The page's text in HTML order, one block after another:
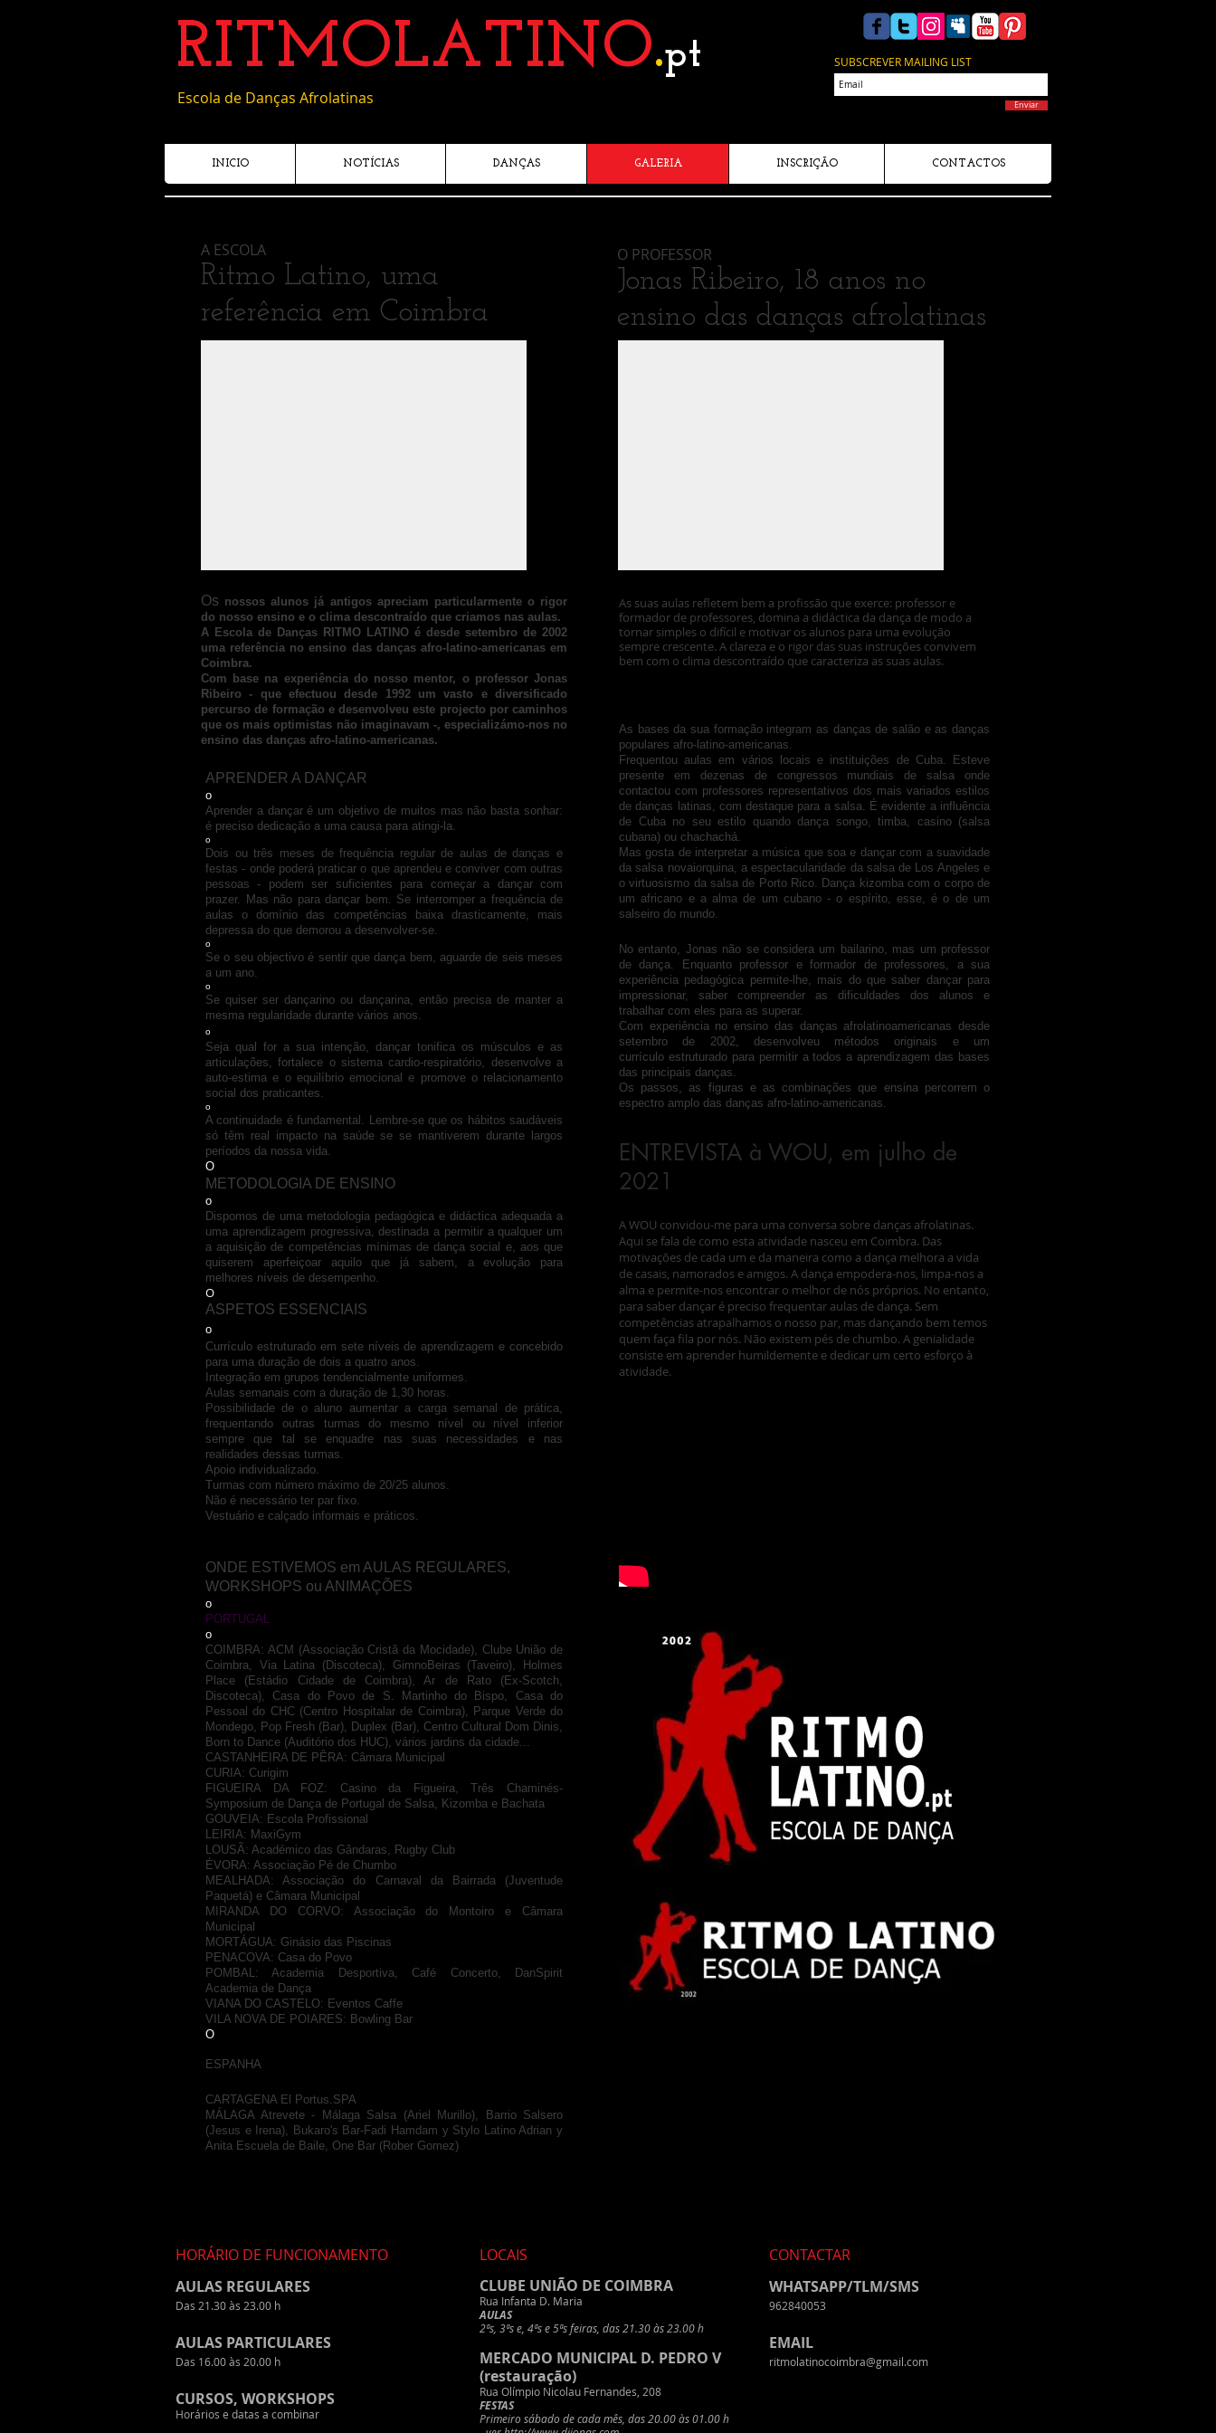
RITMOLATINO.pt
Escola de Danças Afrolatinas
SUBSCREVER MAILING LIST
Enviar
INICIO NOTÍCIAS DANÇAS GALERIA INSCRIÇÃO CONTACTOS
A ESCOLA
Ritmo Latino, uma
referência em Coimbra
Os nossos alunos já antigos apreciam particularmente o rigor
do nosso ensino e o clima descontraído que criamos nas aulas.
A Escola de Danças RITMO LATINO é desde setembro de 2002
uma referência no ensino das danças afro-latino-americanas em
Coimbra.
Com base na experiência do nosso mentor, o professor Jonas
Ribeiro - que efectuou desde 1992 um vasto e diversificado
percurso de formação e desenvolveu este projecto por caminhos
que os mais optimistas não imaginavam -, especializámo-nos no
ensino das danças afro-latino-americanas.
APRENDER A DANÇAR
o
Aprender a dançar é um objetivo de muitos mas não basta sonhar:
é preciso dedicação a uma causa para atingi-la.
o
Dois ou três meses de frequência regular de aulas de danças e
festas - onde poderá praticar o que aprendeu e conviver com outras
pessoas - podem ser suficientes para começar a dançar com
prazer. Mas não para dançar bem. Se interromper a frequência de
aulas o domínio das competências baixa drasticamente, mais
depressa do que demorou a desenvolver-se.
o
Se o seu objectivo é sentir que dança bem, aguarde de seis meses
a um ano.
o
Se quiser ser dançarino ou dançarina, então precisa de manter a
mesma regularidade durante vários anos.
o
Seja qual for a sua intenção, dançar tonifica os músculos e as
articulações, fortalece o sistema cardio-respiratório, desenvolve a
auto-estima e o equilíbrio emocional e promove o relacionamento
social dos praticantes.
o
A continuidade é fundamental. Lembre-se que os hábitos saudáveis
só têm real impacto na saúde se se mantiverem durante largos
períodos da nossa vida.
O
METODOLOGIA DE ENSINO
o
Dispomos de uma metodologia pedagógica e didáctica adequada a
uma aprendizagem progressiva, destinada a permitir a qualquer um
a aquisição de competências mínimas de dança social e, aos que
quiserem aperfeiçoar aquilo que já sabem, a evolução para
melhores níveis de desempenho.
O
ASPETOS ESSENCIAIS
o
Currículo estruturado em sete níveis de aprendizagem e concebido
para uma duração de dois a quatro anos.
Integração em grupos tendencialmente uniformes.
Aulas semanais com a duração de 1,30 horas.
Possibilidade de o aluno aumentar a carga semanal de prática,
frequentando outras turmas do mesmo nível ou nível inferior
sempre que tal se enquadre nas suas necessidades e nas
realidades dessas turmas.
Apoio individualizado.
Turmas com número máximo de 20/25 alunos.
Não é necessário ter par fixo.
Vestuário e calçado informais e práticos.
ONDE ESTIVEMOS em AULAS REGULARES,
WORKSHOPS ou ANIMAÇÕES
o
PORTUGAL
o
COIMBRA: ACM (Associação Cristã da Mocidade), Clube União de
Coimbra, Via Latina (Discoteca), GimnoBeiras (Taveiro), Holmes
Place (Estádio Cidade de Coimbra), Ar de Rato (Ex-Scotch,
Discoteca), Casa do Povo de S. Martinho do Bispo, Casa do
Pessoal do CHC (Centro Hospitalar de Coimbra), Parque Verde do
Mondego, Pop Fresh (Bar), Duplex (Bar), Centro Cultural Dom Dinis,
Born to Dance (Auditório dos HUC), vários jardins da cidade...
CASTANHEIRA DE PÊRA: Câmara Municipal​
CURIA: Curigim
FIGUEIRA DA FOZ: Casino da Figueira, Três Chaminés-
Symposium de Dança de Portugal de Salsa, Kizomba e Bachata
GOUVEIA: Escola Profissional​
LEIRIA: MaxiGym
LOUSÃ: Académico das Gândaras, Rugby Club
ÉVORA: Associação Pé de Chumbo
MEALHADA: Associação do Carnaval da Bairrada (Juventude
Paquetá) e Câmara Municipal
MIRANDA DO CORVO: Associação do Montoiro e Câmara
Municipal
MORTÁGUA: Ginásio das Piscinas
PENACOVA: Casa do Povo
POMBAL: Academia Desportiva, Café Concerto, DanSpirit
Academia de Dança
VIANA DO CASTELO: Eventos Caffe
VILA NOVA DE POIARES: Bowling Bar
O
ESPANHA
CARTAGENA El Portus.SPA
MÁLAGA Atrevete - Málaga Salsa (Ariel Murillo), Barrio Salsero
(Jesus e Irena), Bukaro's Bar-Fadi Hamdam y Stylo Latino Adrian y
Anita Escuela de Baile, One Bar (Rober Gomez)
O PROFESSOR
Jonas Ribeiro, 18 anos no
ensino das danças afrolatinas
​As suas aulas refletem bem a profissão que exerce: professor e
formador de professores, domina a didáctica da dança de modo a
tornar simples o difícil e motivar os alunos para uma evolução
sempre crescente. A clareza e o rigor das suas instruções convivem
bem com o clima descontraído que caracteriza as suas aulas.
​As bases da sua formação integram as danças de salão e as danças
populares afro-latino-americanas.
Frequentou aulas em vários locais e instituições de Cuba. Esteve
presente em dezenas de congressos mundiais de salsa onde
contactou com professores representativos dos mais variados estilos
de danças latinas, com destaque para a salsa. É evidente a influência
de Cuba no seu estilo quando dança songo, timba, casino (salsa
cubana) ou chachachá.
Mas gosta de interpretar a música que soa e dançar com a suavidade
da salsa novaiorquina, a espectacularidade da salsa de Los Angeles e
o virtuosismo da salsa de Porto Rico. Dança kizomba com o corpo de
um africano e a alma de um cubano - o espírito, esse, é o de um
salseiro do mundo.
No entanto, Jonas não se considera um bailarino, mas um professor
de dança. Enquanto professor e formador de professores, a sua
experiência pedagógica permite-lhe, mais do que saber dançar para
impressionar, saber compreender as dificuldades dos alunos e
trabalhar com eles para as superar.
Com experiência no ensino das danças afrolatinoamericanas desde
setembro de 2002, desenvolveu métodos originais e um
currículo estruturado para permitir a todos a aprendizagem das bases
das principais danças.
Os passos, as figuras e as combinações que ensina percorrem o
espectro amplo das danças afro-latino-americanas.
ENTREVISTA à WOU, em julho de
2021
A WOU convidou-me para uma conversa sobre danças afrolatinas.
Aqui se fala de como esta atividade nasceu em Coimbra. Das
motivações de cada um e da maneira como a dança melhora a vida
de casais, namorados e amigos. A dança empodera-nos, limpa-nos a
alma e permite-nos encontrar o melhor de nós próprios. No entanto,
para saber dançar é preciso frequentar aulas de dança. Sem
competências atrapalhamos o nosso par, mas dançando bem temos
quem faça fila por nós. Não existem pés de chumbo. A genialidade
consiste em aprender humildemente e dedicar um certo esforço à
atividade.
HORÁRIO DE FUNCIONAMENTO
AULAS REGULARES
Das 21.30 às 23.00 h
AULAS PARTICULARES
Das 16.00 às 20.00 h
CURSOS, WORKSHOPS
Horários e datas a combinar
LOCAIS
CLUBE UNIÃO DE COIMBRA
Rua Infanta D. Maria
AULAS
2ªs, 3ªs e, 4ªs e 5ªs feiras, das 21.30 às 23.00 h
MERCADO MUNICIPAL D. PEDRO V
(restauração)
Rua Olímpio Nicolau Fernandes, 208
FESTAS
Primeiro sábado de cada mês, das 20.00 às 01.00 h
CONTACTAR
WHATSAPP/TLM/SMS
962840053
EMAIL
ritmolatinocoimbra@gmail.com